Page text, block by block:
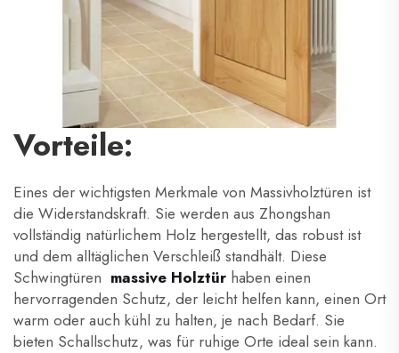
Vorteile:
Eines der wichtigsten Merkmale von Massivholztüren ist
die Widerstandskraft. Sie werden aus Zhongshan
vollständig natürlichem Holz hergestellt, das robust ist
und dem alltäglichen Verschleiß standhält. Diese
Schwingtüren massive Holztür haben einen
hervorragenden Schutz, der leicht helfen kann, einen Ort
warm oder auch kühl zu halten, je nach Bedarf. Sie
bieten Schallschutz, was für ruhige Orte ideal sein kann.